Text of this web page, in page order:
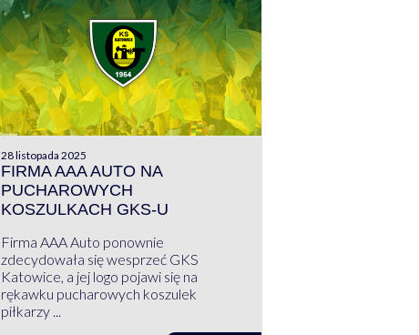
28 listopada 2025
FIRMA AAA AUTO NA
PUCHAROWYCH
KOSZULKACH GKS-U
Firma AAA Auto ponownie
zdecydowała się wesprzeć GKS
Katowice, a jej logo pojawi się na
rękawku pucharowych koszulek
piłkarzy ...